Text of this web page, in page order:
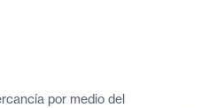
por medio del